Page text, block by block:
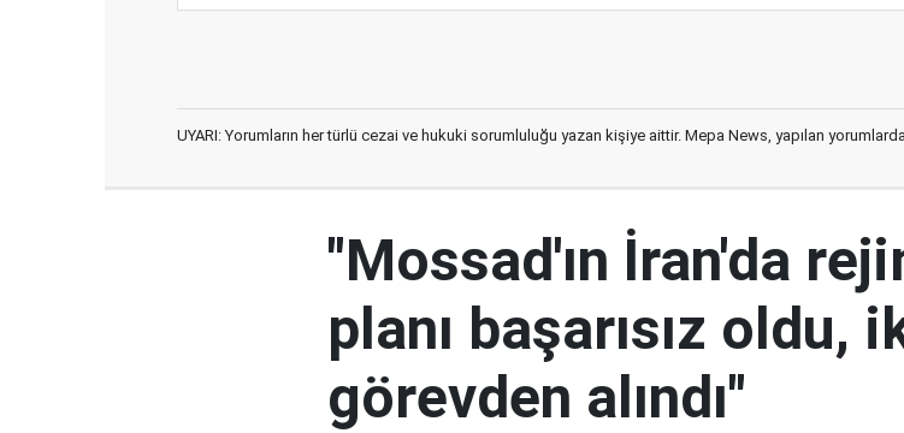
UYARI: Yorumların her türlü cezai ve hukuki sorumluluğu yazan kişiye aittir. Mepa News, yapılan
"Mossad'ın İran'da
planı başarısız oldu,
görevden alındı"